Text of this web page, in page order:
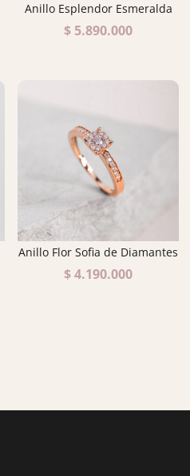
Anillo Esplendor Esmeralda
$ 5.890.000
Anillo Flor Sofia de Diamantes
$4.190.000